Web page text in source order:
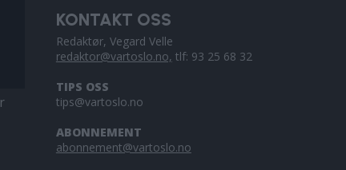
KONTAKT OSS
Redaktør, Vegard Velle
redaktor@vartoslo.no, tlf: 93 25 68 32
TIPS OSS
tips@vartoslo.no
ABONNEMENT
abonnement@vartoslo.no